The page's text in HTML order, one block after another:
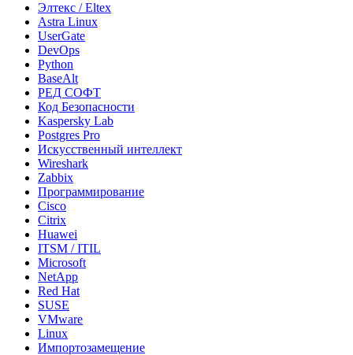
Элтекс / Eltex
Astra Linux
UserGate
DevOps
Python
BaseAlt
РЕД СОФТ
Код Безопасности
Kaspersky Lab
Postgres Pro
Искусственный интеллект
Wireshark
Zabbix
Программирование
Cisco
Citrix
Huawei
ITSM / ITIL
Microsoft
NetApp
Red Hat
SUSE
VMware
Linux
Импортозамещение